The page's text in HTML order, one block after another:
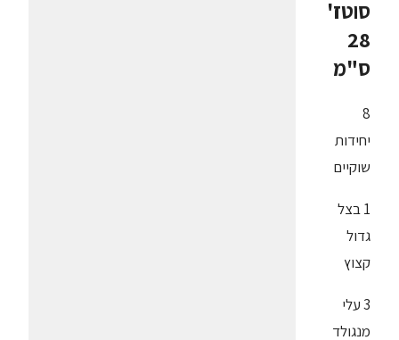
סוטז'
28
ס"מ
8
יחידות
שוקיים
1 בצל
גדול
קצוץ
3 עלי
מנגולד